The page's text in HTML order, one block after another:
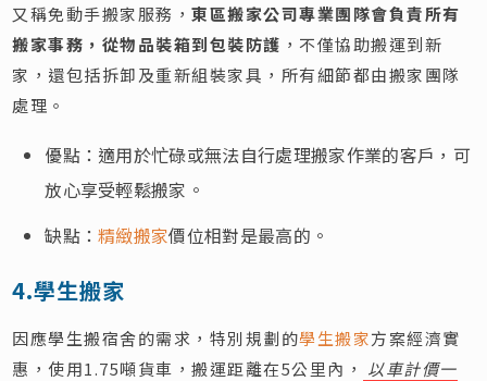
又稱免動手搬家服務，東區搬家公司專業團隊會負責所有
搬家事務，從物品裝箱到包裝防護 ，不僅協助搬運到新
家，還包括拆卸及重新組裝家具，所有細節都由搬家團隊
處理。
優點：適用於忙碌或無法自行處理搬家作業的客戶，可
放心享受輕鬆搬家。
缺點：精緻搬家價位相對是最高的。
4.學生搬家
因應學生搬宿舍的需求，特別規劃的學生搬家方案經濟實
惠，使用1.75噸貨車，搬運距離在5公里內， 以車計價一